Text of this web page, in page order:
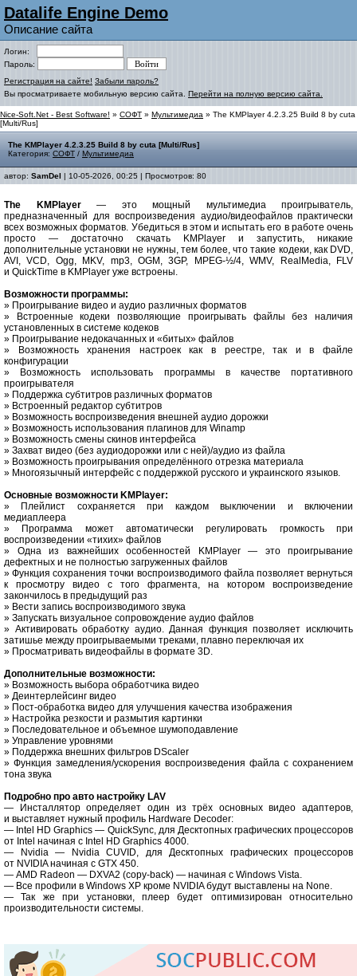
Datalife Engine Demo
Описание сайта
Логин:
Пароль:
Регистрация на сайте! Забыли пароль?
Вы просматриваете мобильную версию сайта. Перейти на полную версию сайта.
Nice-Soft.Net - Best Software! » СОФТ » Мультимедиа » The KMPlayer 4.2.3.25 Build 8 by cuta
[Multi/Rus]
The KMPlayer 4.2.3.25 Build 8 by cuta [Multi/Rus]
Категория: СОФТ / Мультимедиа
автор: SamDel | 10-05-2026, 00:25 | Просмотров: 80
The KMPlayer— это мощный мультимедиа проигрыватель,
предназначенный для воспроизведения аудио/видеофайлов практически
всех возможных форматов. Убедиться в этом и испытать его в работе очень
просто — достаточно скачать KMPlayer и запустить, никакие
дополнительные установки не нужны, тем более, что такие кодеки, как DVD,
AVI, VCD, Ogg, MKV, mp3, OGM, 3GP, MPEG-½/4, WMV, RealMedia, FLV
и QuickTime в KMPlayer уже встроены.
Возможности программы:
» Проигрывание видео и аудио различных форматов
» Встроенные кодеки позволяющие проигрывать файлы без наличия
установленных в системе кодеков
» Проигрывание недокачанных и «битых» файлов
» Возможность хранения настроек как в реестре, так и в файле
конфигурации
» Возможность использовать программы в качестве портативного
проигрывателя
» Поддержка субтитров различных форматов
» Встроенный редактор субтитров
» Возможность воспроизведения внешней аудио дорожки
» Возможность использования плагинов для Winamp
» Возможность смены скинов интерфейса
» Захват видео (без аудиодорожки или с ней)/аудио из файла
» Возможность проигрывания определённого отрезка материала
» Многоязычный интерфейс с поддержкой русского и украинского языков.
Основные возможности KMPlayer:
» Плейлист сохраняется при каждом выключении и включении
медиаплеера
» Программа может автоматически регулировать громкость при
воспроизведении «тихих» файлов
» Одна из важнейших особенностей KMPlayer — это проигрывание
дефектных и не полностью загруженных файлов
» Функция сохранения точки воспроизводимого файла позволяет вернуться
к просмотру видео с того фрагмента, на котором воспроизведение
закончилось в предыдущий раз
» Вести запись воспроизводимого звука
» Запускать визуальное сопровождение аудио файлов
» Активировать обработку аудио. Данная функция позволяет исключить
затишье между проигрываемыми треками, плавно переключая их
» Просматривать видеофайлы в формате 3D.
Дополнительные возможности:
» Возможность выбора обработчика видео
» Деинтерлейсинг видео
» Пост-обработка видео для улучшения качества изображения
» Настройка резкости и размытия картинки
» Последовательное и объемное шумоподавление
» Управление уровнями
» Поддержка внешних фильтров DScaler
» Функция замедления/ускорения воспроизведения файла с сохранением
тона звука
Подробно про авто настройку LAV
— Инсталлятор определяет один из трёх основных видео адаптеров,
и выставляет нужный профиль Hardware Decoder:
— Intel HD Graphics — QuickSync, для Десктопных графических процессоров
от Intel начиная с Intel HD Graphics 4000.
— Nvidia — Nvidia CUVID, для Десктопных графических процессоров
от NVIDIA начиная с GTX 450.
— AMD Radeon — DXVA2 (copy-back) — начиная с Windows Vista.
— Все профили в Windows XP кроме NVIDIA будут выставлены на None.
— Так же при установки, плеер будет оптимизирован относительно
производительности системы.